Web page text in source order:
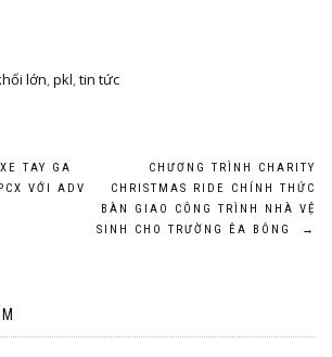
lớn,pkl,tin tức
TAY GA
VỚI ADV
CHƯƠNG TRÌNH CHARITY
CHRISTMAS RIDE CHÍNH THỨC
BÀN GIAO CÔNG TRÌNH NHÀ VỆ
SINH CHO TRƯỜNG ÊA BÔNG
→